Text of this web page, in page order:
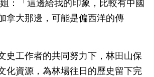
：「這邊給我的印象，比較有中國
拿大那邊，可能是偏西洋的傳
史工作者的共同努力下，林田山保
化資源，為林場往日的歷史留下完